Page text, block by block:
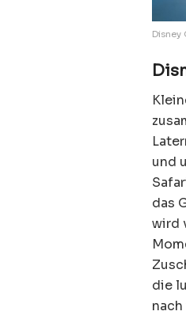
Disney
und
das
wird
die